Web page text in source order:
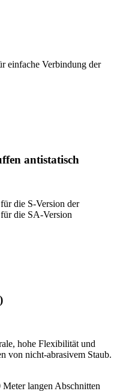
einfache Verbindung der
antistatisch
die S-Version der
die SA-Version
hohe Flexibilität und
von nicht-abrasivem Staub.
langen Abschnitten